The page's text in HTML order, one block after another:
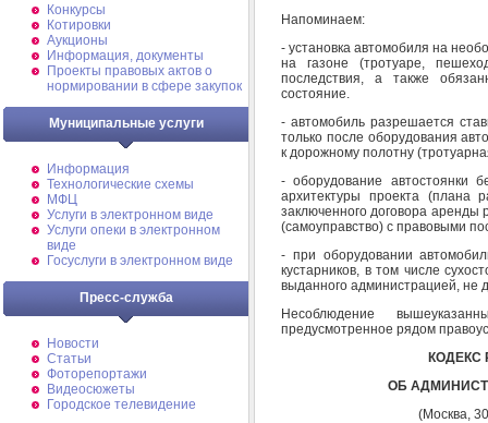
Конкурсы
Котировки
Аукционы
Информация, документы
Проекты правовых актов о
нормировании в сфере закупок
Муниципальные услуги
Информация
Технологические схемы
МФЦ
Услуги в электронном виде
Услуги опеки в электронном
виде
Госуслуги в электронном виде
Пресс-служба
Новости
Статьи
Фоторепортажи
Видеосюжеты
Городское телевидение
Напоминаем:
- установка автомобиля на
на газоне (тротуаре,
последствия, а также
состояние.
- автомобиль разрешается
только после оборудования
к дорожному полотну
- оборудование автостоянки
архитектуры проекта (плана
заключенного договора аренды
(самоуправство) с правовыми
- при оборудовании
кустарников, в том числе
выданного администрацией, не
Несоблюдение
предусмотренное рядом
КОДЕКС
ОБ
(Москва,